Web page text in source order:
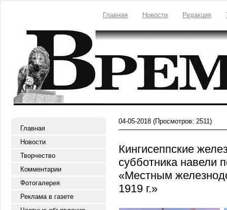
Главная Новости Редакция
Главная
Новости
Творчество
Комментарии
Фотогалерея
Реклама в газете
04-05-2018 (Просмотров: 2511)
Кингисеппские
субботника навели
«Местным
1919 г.»